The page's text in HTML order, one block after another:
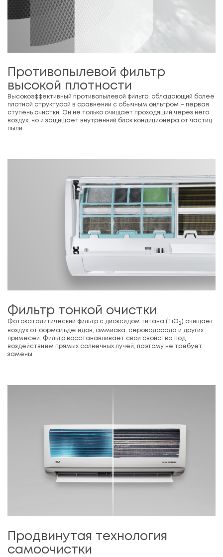
Противопылевой фильтр
высокой плотности
Высокоэффективный противопылевой фильтр, обладающий более
плотной структурой в сравнении с обычным фильтром – первая
ступень очистки. Он не только очищает проходящий через него
воздух, но и защищает внутренний блок кондиционера от частиц
пыли.
Фильтр тонкой очистки
Фотокаталитический фильтр с диоксидом титана (TiO2) очищает
воздух от формальдегидов, аммиака, сероводорода и других
примесей. Фильтр восстанавливает свои свойства под
воздействием прямых солнечных лучей, поэтому не требует
замены.
Продвинутая технология
самоочистки